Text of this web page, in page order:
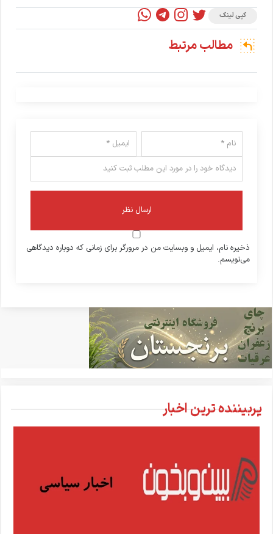
کپی لینک
مطالب مرتبط
ذخیره نام، ایمیل و وبسایت من در مرورگر برای زمانی که دوباره دیدگاهی
می‌نویسم.
پربیننده ترین اخبار